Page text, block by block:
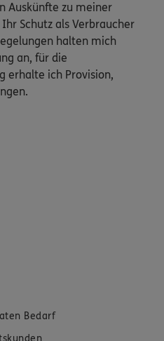
Auskünfte zu meiner
Schutz als Verbraucher
halten mich
an, für die
erhalte ich Provision,
Bedarf